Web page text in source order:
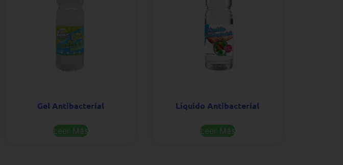
Gel Antibacterial
Leer Más
Líquido Antibacterial
Leer Más